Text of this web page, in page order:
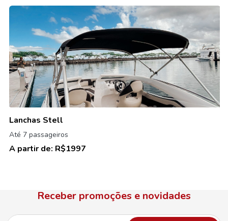
Lanchas Stell
Até 7 passageiros
A partir de: R$1997
Receber promoções e novidades